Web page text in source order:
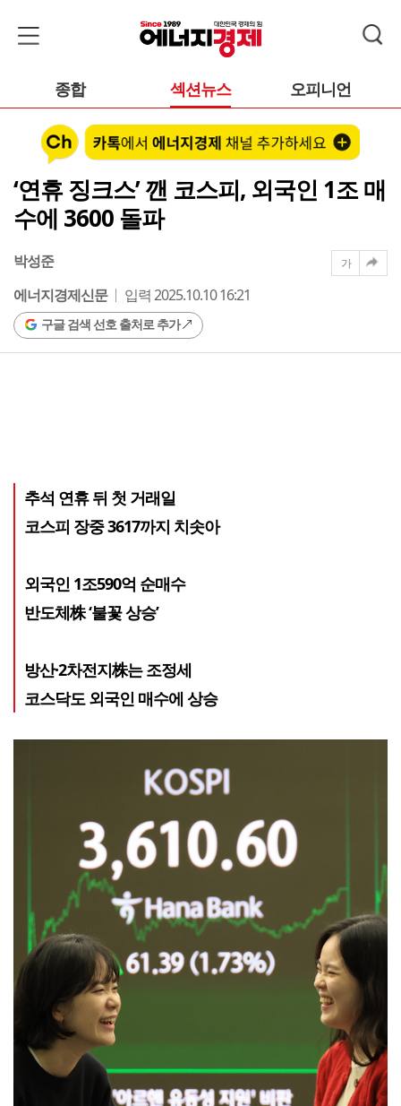
종합 섹션뉴스 오피니언
‘연휴 징크스’ 깬 코스피, 외국인 1조 매
수에 3600 돌파
박성준
에너지경제신문
입력 2025.10.10 16:21
구글 검색 선호 출처로 추가
가
추석 연휴 뒤 첫 거래일
코스피 장중 3617까지 치솟아
외국인 1조590억 순매수
반도체株 ‘불꽃 상승’
방산·2차전지株는 조정세
코스닥도 외국인 매수에 상승